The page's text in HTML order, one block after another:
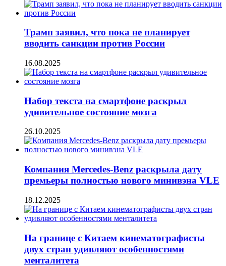
Трамп заявил, что пока не планирует
вводить санкции против России
16.08.2025
Набор текста на смартфоне раскрыл
удивительное состояние мозга
26.10.2025
Компания Mercedes-Benz раскрыла дату
премьеры полностью нового минивэна VLE
18.12.2025
На границе с Китаем кинематографисты
двух стран удивляют особенностями
менталитета